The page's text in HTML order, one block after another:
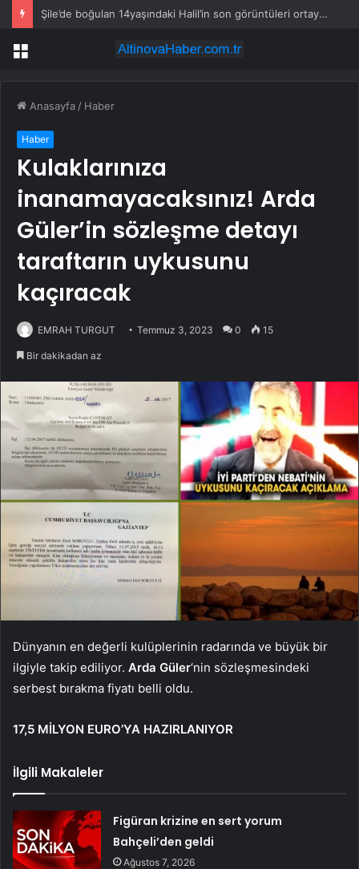
Şile’de boğulan 14yaşındaki Halil’in son görüntüleri ortaya çıktı
Menü
Anasayfa / Haber
Haber
Kulaklarınıza
inanamayacaksınız! Arda
Güler’in sözleşme detayı
taraftarın uykusunu
kaçıracak
EMRAH TURGUT Temmuz 3, 2023 0 15
Bir dakikadan az
Dünyanın en değerli kulüplerinin radarında ve büyük bir
ilgiyle takip ediliyor. Arda Güler‘nin sözleşmesindeki
serbest bırakma fiyatı belli oldu.
17,5 MİLYON EURO’YA HAZIRLANIYOR
İlgili Makaleler
Figüran krizine en sert yorum
Bahçeli’den geldi
Ağustos 7, 2026